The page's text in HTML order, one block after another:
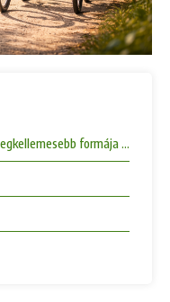
formája a